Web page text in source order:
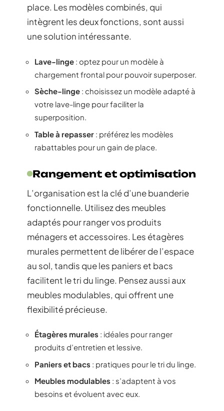
place. Les modèles combinés, qui
intègrent les deux fonctions, sont aussi
une solution intéressante.
Lave-linge : optez pour un modèle à
chargement frontal pour pouvoir superposer.
Sèche-linge : choisissez un modèle adapté à
votre lave-linge pour faciliter la
superposition.
Table à repasser : préférez les modèles
rabattables pour un gain de place.
Rangement et optimisation
L’organisation est la clé d’une buanderie
fonctionnelle. Utilisez des meubles
adaptés pour ranger vos produits
ménagers et accessoires. Les étagères
murales permettent de libérer de l’espace
au sol, tandis que les paniers et bacs
facilitent le tri du linge. Pensez aussi aux
meubles modulables, qui offrent une
flexibilité précieuse.
Étagères murales : idéales pour ranger
produits d’entretien et lessive.
Paniers et bacs : pratiques pour le tri du linge.
Meubles modulables : s’adaptent à vos
besoins et évoluent avec eux.